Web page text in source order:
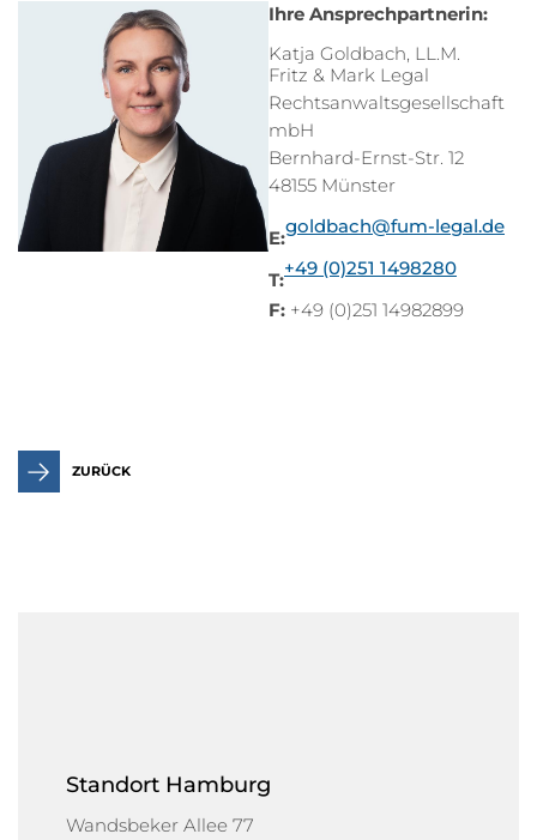
Ihre Ansprechpartnerin:
Katja Goldbach, LL.M.
Fritz & Mark Legal
Rechtsanwaltsgesellschaft
mbH
Bernhard-Ernst-Str. 12
48155 Münster
E:
goldbach@fum-legal.de
T:
+49 (0)251 1498280
F: +49 (0)251 14982899
ZURÜCK
Standort Hamburg
Wandsbeker Allee 77